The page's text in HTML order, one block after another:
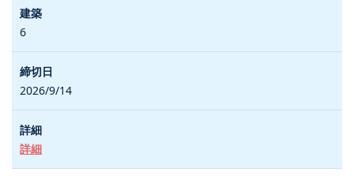
6
2026/9/14
詳細